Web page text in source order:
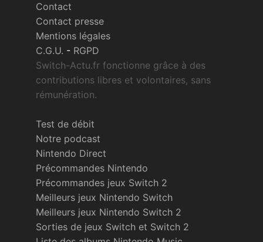
Contact
Contact presse
Mentions légales
C.G.U. - RGPD
Switch-Actu.fr fonctionne grâce à des
contributions libres et volontaires, sans
rémunération.
Test de débit
Notre podcast
Nintendo Direct
Précommandes Nintendo
Précommandes jeux Switch 2
Meilleurs jeux Nintendo Switch
Meilleurs jeux Nintendo Switch 2
Sorties de jeux Switch et Switch 2